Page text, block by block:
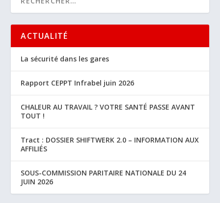
ACTUALITÉ
La sécurité dans les gares
Rapport CEPPT Infrabel juin 2026
CHALEUR AU TRAVAIL ? VOTRE SANTÉ PASSE AVANT
TOUT !
Tract : DOSSIER SHIFTWERK 2.0 – INFORMATION AUX
AFFILIÉS
SOUS-COMMISSION PARITAIRE NATIONALE DU 24
JUIN 2026